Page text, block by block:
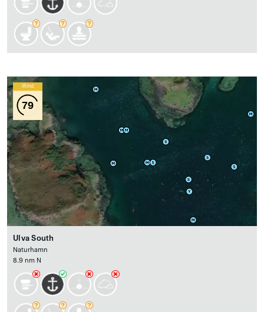
Wind
79
Ulva South
Naturhamn
8.9 nm N